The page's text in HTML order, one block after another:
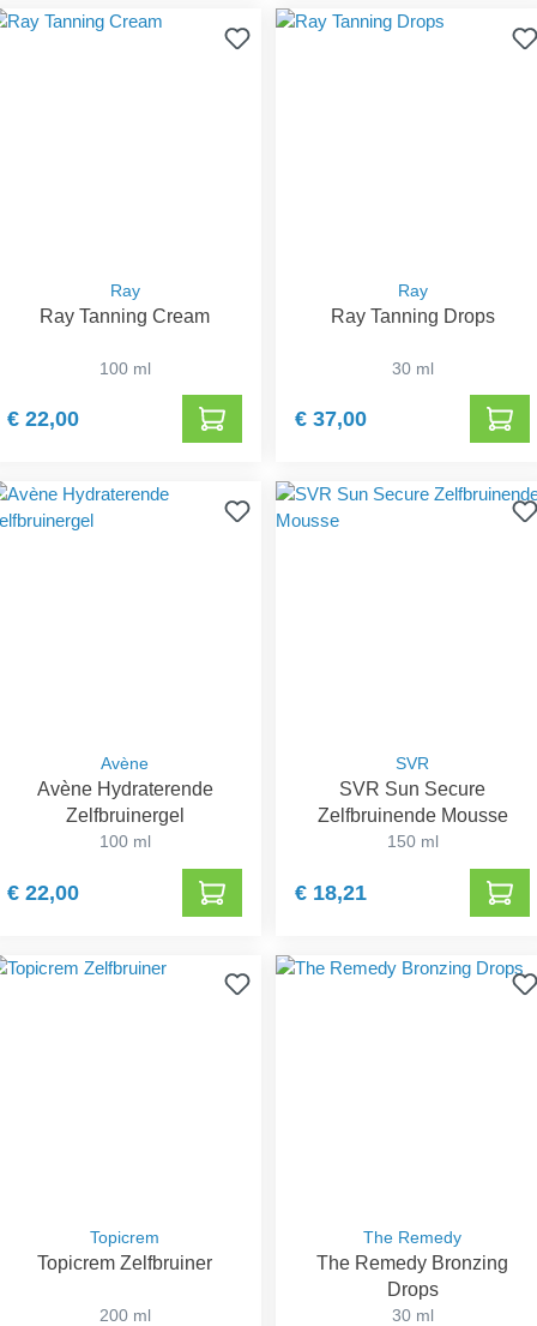
Ray
Ray Tanning Cream
100 ml
€ 22,00
Ray
Ray Tanning Drops
30 ml
€ 37,00
Avène
Avène Hydraterende
Zelfbruinergel
100 ml
€ 22,00
SVR
SVR Sun Secure
Zelfbruinende Mousse
150 ml
€ 18,21
Topicrem
Topicrem Zelfbruiner
200 ml
The Remedy
The Remedy Bronzing
Drops
30 ml